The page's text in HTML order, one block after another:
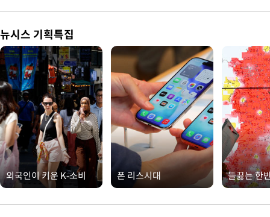
뉴시스 기획특집
외국인이 키운 K-소비 폰 리스시대 들끓는 한